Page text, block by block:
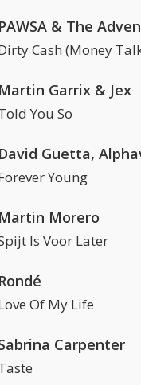
Cash (Money
Martin Garrix & Jex
You So
Young
Martin Morero
Is Voor Later
Rondé
Of My Life
Carpenter